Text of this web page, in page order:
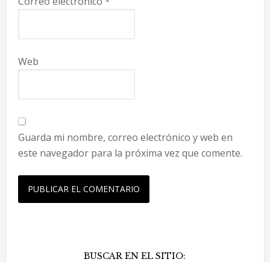
Web
Guarda mi nombre, correo electrónico y web en
este navegador para la próxima vez que comente.
BUSCAR EN EL SITIO: